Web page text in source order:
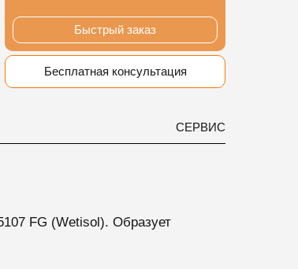
Быстрый заказ
Бесплатная консультация
СЕРВИС
FG (Wetisol). Образует